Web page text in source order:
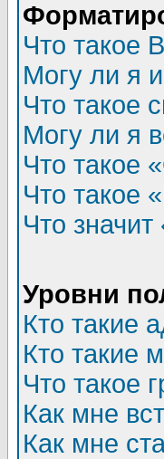
Что такое
Могу ли я
Что такое
Могу ли я
Что такое
Что такое
Что
Уровни
Кто такие
Кто такие
Что такое
Как мне
Как мне